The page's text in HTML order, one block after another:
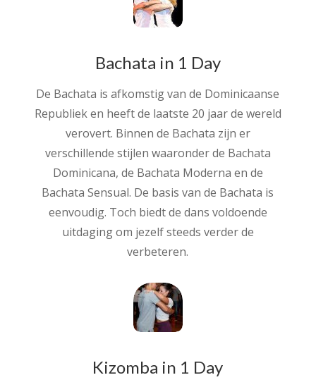
Bachata in 1 Day
De Bachata is afkomstig van de Dominicaanse
Republiek en heeft de laatste 20 jaar de wereld
verovert. Binnen de Bachata zijn er
verschillende stijlen waaronder de Bachata
Dominicana, de Bachata Moderna en de
Bachata Sensual. De basis van de Bachata is
eenvoudig. Toch biedt de dans voldoende
uitdaging om jezelf steeds verder de
verbeteren.
Kizomba in 1 Day